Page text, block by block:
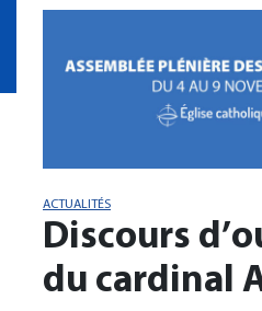
ACTUALITÉS
Discours
du cardinal